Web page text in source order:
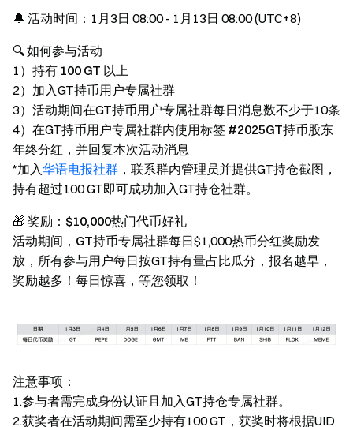
🔔 活动时间： 1月3日 08:00 - 1月13日 08:00 (UTC+8)
🔍 如何参与活动
1）持有 100 GT 以上
2）加入GT持币用户专属社群
3）活动期间在GT持币用户专属社群每日消息数不少于10条
4）在GT持币用户专属社群内使用标签 #2025GT持币股东
年终分红 ，并回复本次活动消息
*加入华语电报社群 ，联系群内管理员并提供GT持仓截图，
持有超过100 GT即可成功加入GT持仓社群。
🎁 奖励：$10,000热门代币好礼
活动期间， GT持币专属社群每日$1,000热币分红奖励发
放，所有参与用户每日按GT持有量占比瓜分，报名越早，
奖励越多！每日惊喜，等您领取！
注意事项：
1.参与者需完成身份认证且加入GT持仓专属社群。
2.获奖者在活动期间需至少持有100 GT，获奖时将根据UID